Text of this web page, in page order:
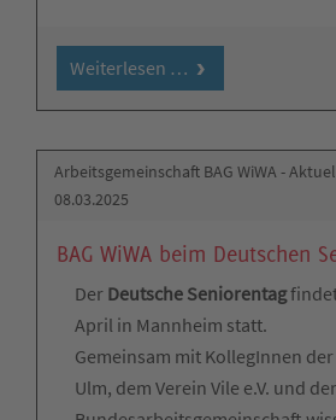
Weiterlesen …
Arbeitsgemeinschaft BAG WiWA -
08.03.2025
BAG WiWA beim Deutschen
Der Deutsche Seniorentagfindet
April in Mannheim statt.
Gemeinsam mit KollegInnen
Ulm, dem Verein Vile e.V. und